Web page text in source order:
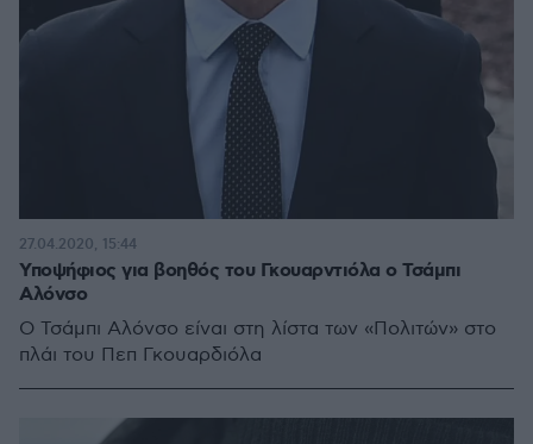
Υποψήφιος για βοηθός του Γκουαρντιόλα ο Τσάμπι
Αλόνσο
Ο Τσάμπι Αλόνσο είναι στη λίστα των «Πολιτών» στο
πλάι του Πεπ Γκουαρδιόλα
27.04.2020, 15:44